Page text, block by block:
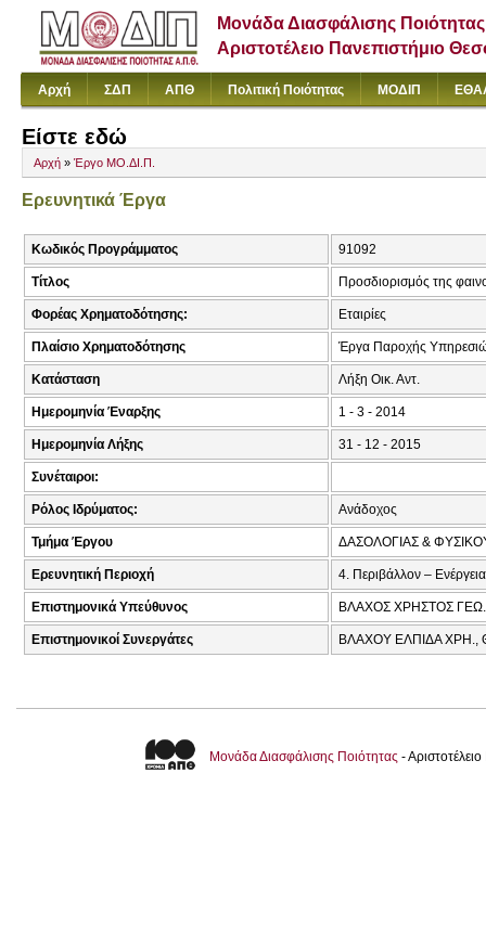
Μονάδα Διασφάλισης Ποιότητας
Αριστοτέλειο Πανεπιστήμιο
Αρχή ΣΔΠ ΑΠΘ Πολιτική Ποιότητας ΜΟΔΙΠ
Είστε εδώ
Αρχή » Έργο ΜΟ.ΔΙ.Π.
Ερευνητικά Έργα
Κωδικός Προγράμματος 91092
Τίτλος Προσδιορισμός της
Φορέας Χρηματοδότησης: Εταιρίες
Πλαίσιο Χρηματοδότησης Έργα Παροχής
Κατάσταση Λήξη Οικ. Αντ.
Ημερομηνία Έναρξης 1 - 3 - 2014
Ημερομηνία Λήξης 31 - 12 - 2015
Συνέταιροι:
Ρόλος Ιδρύματος: Ανάδοχος
Τμήμα Έργου ΔΑΣΟΛΟΓΙΑΣ &
Ερευνητική Περιοχή 4. Περιβάλλον – Ενέργεια
Επιστημονικά Υπεύθυνος ΒΛΑΧΟΣ ΧΡΗΣΤΟΣ ΓΕΩ.
Επιστημονικοί Συνεργάτες ΒΛΑΧΟΥ ΕΛΠΙΔΑ ΧΡΗ.,
Μονάδα Διασφάλισης Ποιότητας -